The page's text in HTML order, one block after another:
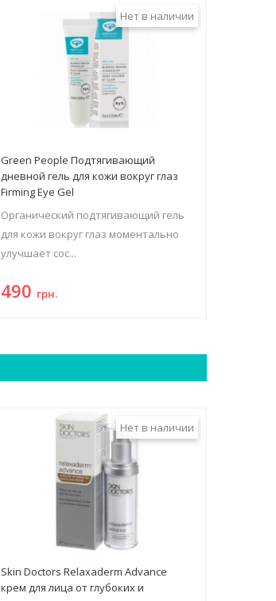
Нет в наличии
Green People Подтягивающий
дневной гель для кожи вокруг глаз
Firming Eye Gel
Органический подтягивающий гель
для кожи вокруг глаз моментально
улучшает сос...
490 грн.
Нет в наличии
Skin Doctors Relaxaderm Advance
крем для лица от глубоких и